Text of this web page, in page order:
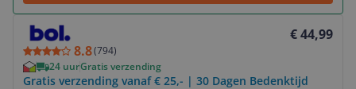
8.8(794)
€ 44,99
24 uurGratis verzending
Gratis verzending vanaf € 25,- | 30 Dagen Bedenktijd
Bekijk product